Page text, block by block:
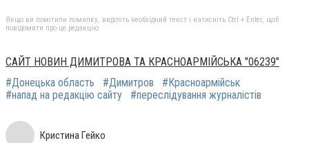
Якщо ви помітили помилку, виділіть необхідний текст і натисніть Ctrl + Enter, щоб
повідомити про це редакцію
САЙТ НОВИН ДИМИТРОВА ТА КРАСНОАРМІЙСЬКА "06239"
#Донецька область
#Димитров
#Красноармійськ
#напад на редакцію сайту
#переслідування журналістів
Кристина Гейко